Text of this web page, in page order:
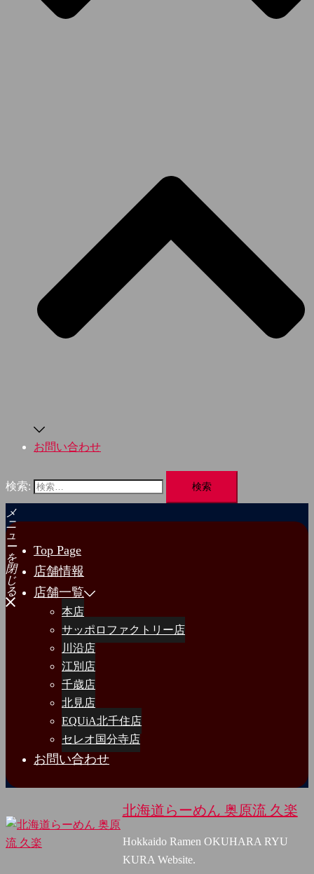
お問い合わせ
検索:
メ
ニ
ュ
ー
を
閉
じ
る
Top Page
店舗情報
店舗一覧
本店
サッポロファクトリー店
川沿店
江別店
千歳店
北見店
EQUiA北千住店
セレオ国分寺店
お問い合わせ
北海道らーめん 奥原流 久楽
Hokkaido Ramen OKUHARA RYU
KURA Website.